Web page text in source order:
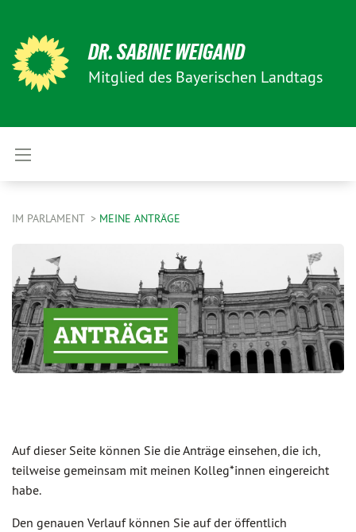
DR. SABINE WEIGAND
Mitglied des Bayerischen Landtags
IM PARLAMENT MEINE ANTRÄGE
Auf dieser Seite können Sie die Anträge einsehen, die ich,
teilweise gemeinsam mit meinen Kolleg*innen eingereicht
habe.
Den genauen Verlauf können Sie auf der öffentlich